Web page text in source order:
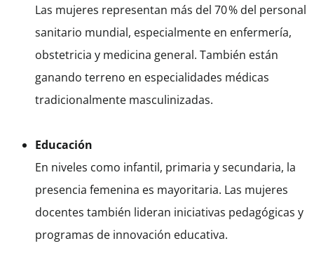
Las mujeres representan más del 70 % del personal
sanitario mundial, especialmente en enfermería,
obstetricia y medicina general. También están
ganando terreno en especialidades médicas
tradicionalmente masculinizadas.
Educación
En niveles como infantil, primaria y secundaria, la
presencia femenina es mayoritaria. Las mujeres
docentes también lideran iniciativas pedagógicas y
programas de innovación educativa.